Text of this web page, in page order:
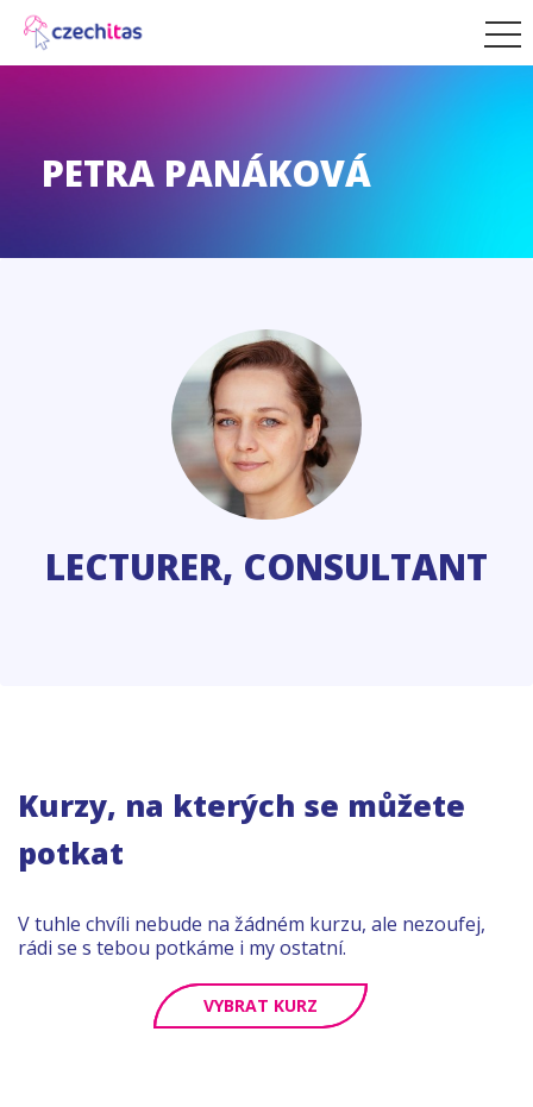
PETRA PANÁKOVÁ
LECTURER, CONSULTANT
Kurzy, na kterých se můžete
potkat
V tuhle chvíli nebude na žádném kurzu, ale nezoufej,
rádi se s tebou potkáme i my ostatní.
VYBRAT KURZ